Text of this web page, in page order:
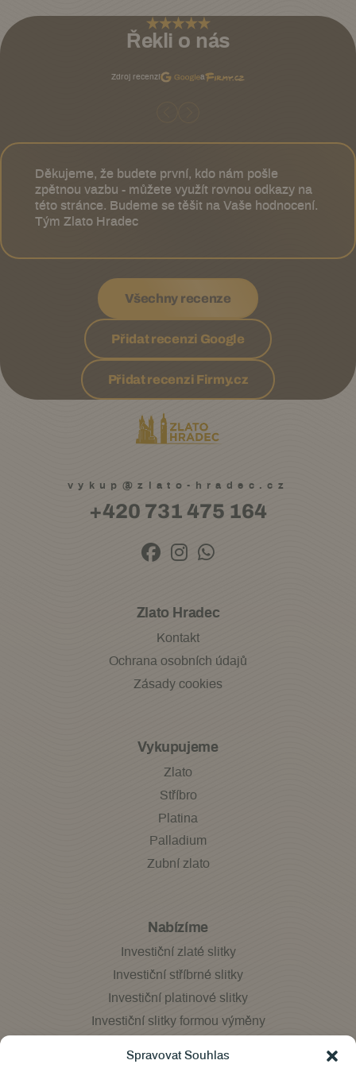
Spravovat Souhlas
Řekli o nás
Zdroj recenzí a
Děkujeme, že budete první, kdo nám pošle
zpětnou vazbu - můžete využít rovnou odkazy na
této stránce. Budeme se těšit na Vaše hodnocení.
Tým Zlato Hradec
Všechny recenze
Přidat recenzi Google
Přidat recenzi Firmy.cz
vykup@zlato-hradec.cz
+420 731 475 164
Zlato Hradec
Kontakt
Ochrana osobních údajů
Zásady cookies
Vykupujeme
Zlato
Stříbro
Platina
Palladium
Zubní zlato
Nabízíme
Investiční zlaté slitky
Investiční stříbrné slitky
Investiční platinové slitky
Investiční slitky formou výměny